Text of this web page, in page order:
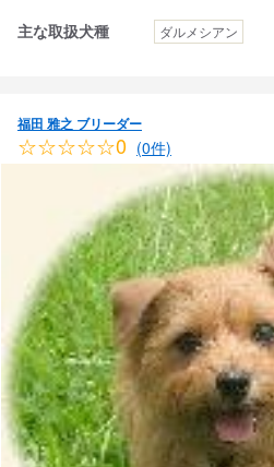
主な取扱犬種
ダルメシアン
福田 雅之 ブリーダー
☆☆☆☆☆0 (0件)